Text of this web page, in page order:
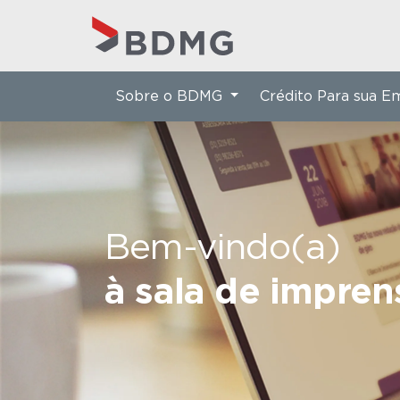
Bem-vindo(a)
à sala de
Sobre o BDMG Crédito Para sua